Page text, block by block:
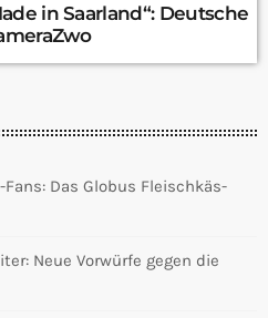
in Saarland“: Deutsche
Das Globus Fleischkäs-
Neue Vorwürfe gegen die